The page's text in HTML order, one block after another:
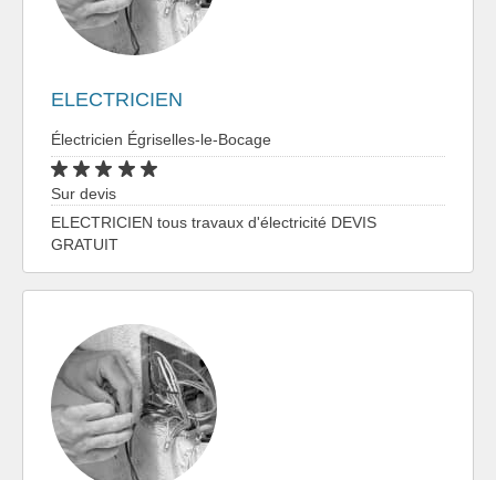
ELECTRICIEN
Électricien Égriselles-le-Bocage
Sur devis
ELECTRICIEN tous travaux d'électricité DEVIS
GRATUIT